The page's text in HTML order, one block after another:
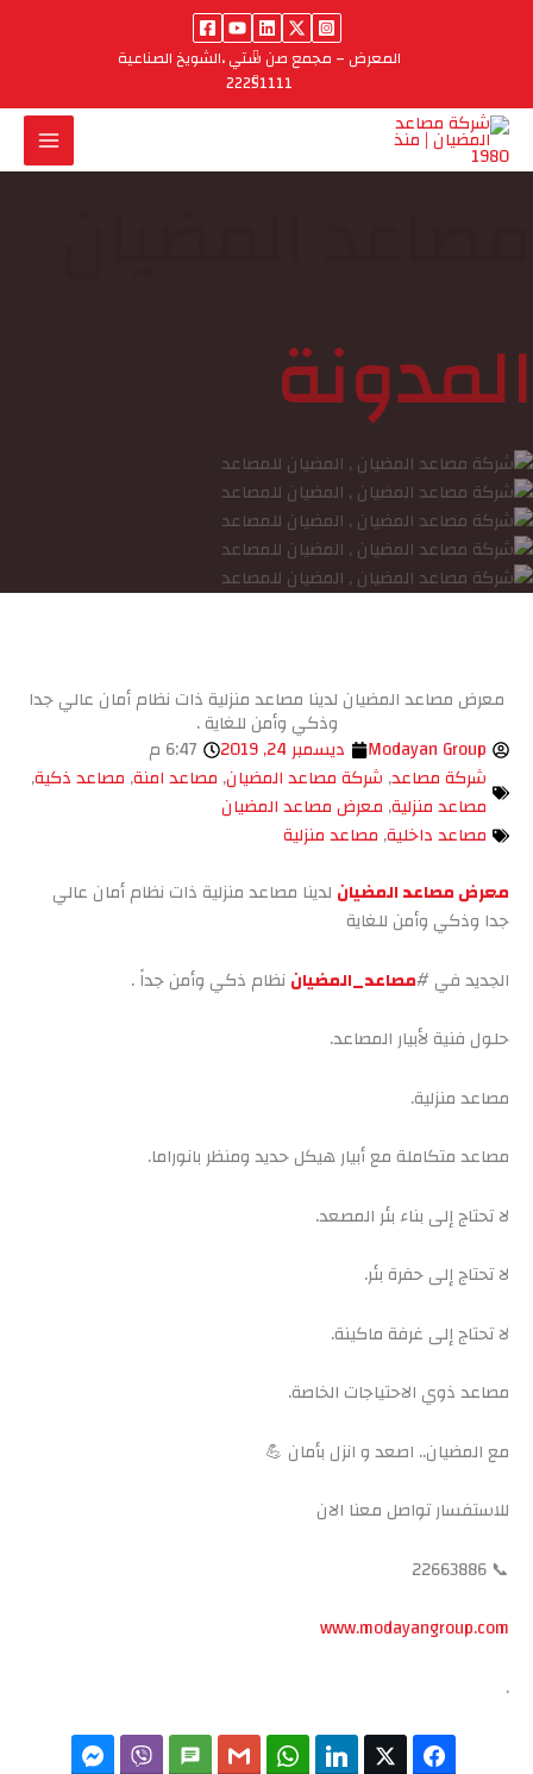
المعرض – مجمع صن ستي ،الشويخ الصناعية
22251111
معرض مصاعد المضيان لدينا مصاعد منزلية ذات نظام أمان عالي جدا
وذكي وأمن للغاية .
Modayan Group
ديسمبر 24, 2019
6:47 م
شركة مصاعد, شركة مصاعد المضيان, مصاعد امنة, مصاعد ذكية,
مصاعد منزلية, معرض مصاعد المضيان
مصاعد داخلية, مصاعد منزلية
معرض مصاعد المضيانلدينا مصاعد منزلية ذات نظام أمان عالي
جدا وذكي وأمن للغاية
الجديد في #مصاعد_المضياننظام ذكي وأمن جداً .
حلول فنية لأبيار المصاعد.
مصاعد منزلية.
مصاعد متكاملة مع أبيار هيكل حديد ومنظر بانوراما.
لا تحتاج إلى بناء بئر المصعد.
لا تحتاج إلى حفرة بئر.
لا تحتاج إلى غرفة ماكينة.
مصاعد ذوي الاحتياجات الخاصة.
مع المضيان.. اصعد و انزل بأمان 💪
للاستفسار تواصل معنا الان
📞 22663886
www.modayangroup.com
.
Facebook
Twitter
LinkedIn
WhatsApp
Gmail
SMS
Viber